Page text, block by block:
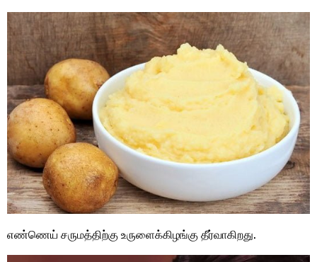
எண்ணெய் சருமத்திற்கு உருளைக்கிழங்கு தீர்வாகிறது.